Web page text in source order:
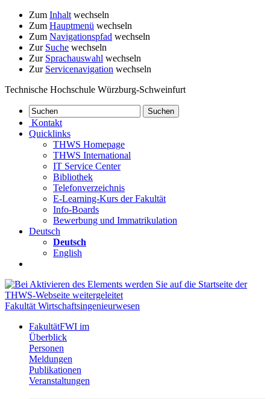
Zum Inhalt wechseln
Zum Hauptmenü wechseln
Zum Navigationspfad wechseln
Zur Suche wechseln
Zur Sprachauswahl wechseln
Zur Servicenavigation wechseln
Technische Hochschule Würzburg-Schweinfurt
Kontakt
Quicklinks
THWS Homepage
THWS International
IT Service Center
Bibliothek
Telefonverzeichnis
E-Learning-Kurs der Fakultät
Info-Boards
Bewerbung und Immatrikulation
Deutsch
Deutsch
English
Fakultät Wirtschaftsingenieurwesen
FakultätFWI im
Überblick
Personen
Meldungen
Publikationen
Veranstaltungen